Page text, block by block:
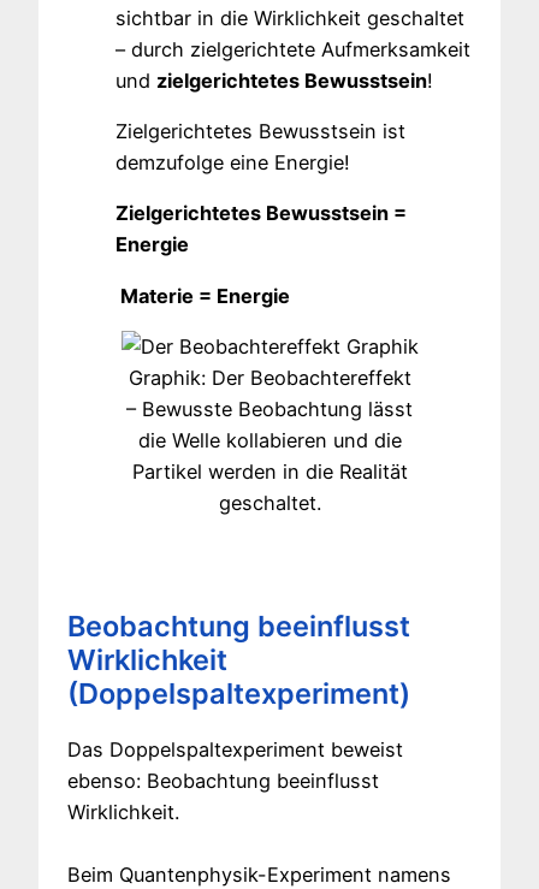
sichtbar in die Wirklichkeit geschaltet
– durch zielgerichtete Aufmerksamkeit
und zielgerichtetes Bewusstsein!
Zielgerichtetes Bewusstsein ist
demzufolge eine Energie!
Zielgerichtetes Bewusstsein =
Energie
Materie = Energie
Graphik: Der Beobachtereffekt
– Bewusste Beobachtung lässt
die Welle kollabieren und die
Partikel werden in die Realität
geschaltet.
Beobachtung beeinflusst
Wirklichkeit
(Doppelspaltexperiment)
Das Doppelspaltexperiment beweist
ebenso: Beobachtung beeinflusst
Wirklichkeit.
Beim Quantenphysik-Experiment namens